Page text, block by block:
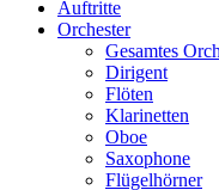
Auftritte
Orchester
Gesamtes
Dirigent
Flöten
Klarinetten
Oboe
Saxophone
Flügelhörner